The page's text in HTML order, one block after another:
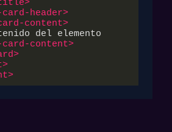
title>
header>
content>
content>
>
>
>